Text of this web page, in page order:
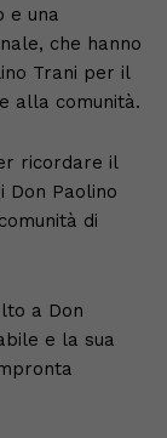
e una
che hanno
Trani per il
alla comunità.
ricordare il
Don Paolino
di
a Don
e la sua